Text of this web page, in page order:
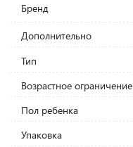
Бренд
Дополнительно
Тип
Возрастное ограничение
Пол ребенка
Упаковка